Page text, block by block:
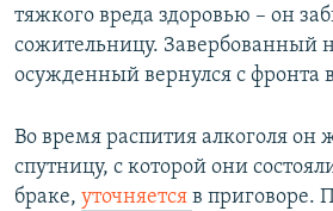
тяжкого вреда здоровью – он
сожительницу. Завербованный
осужденный вернулся с фронта
Во время распития алкоголя он
спутницу, с которой они
браке, уточняется в приговоре.